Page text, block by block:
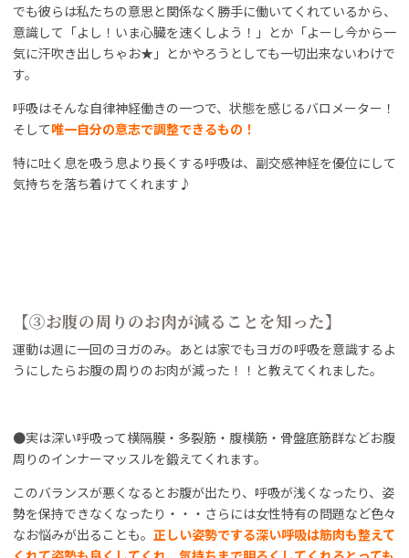
でも彼らは私たちの意思と関係なく勝手に働いてくれているから、
意識して「よし！いま心臓を速くしよう！」とか「よーし今から一
気に汗吹き出しちゃお★」とかやろうとしても一切出来ないわけで
す。
呼吸はそんな自律神経働きの一つで、状態を感じるバロメーター！
そして唯一自分の意志で調整できるもの！
特に吐く息を吸う息より長くする呼吸は、副交感神経を優位にして
気持ちを落ち着けてくれます♪
【③お腹の周りのお肉が減ることを知った】
運動は週に一回のヨガのみ。あとは家でもヨガの呼吸を意識するよ
うにしたらお腹の周りのお肉が減った！！と教えてくれました。
●実は深い呼吸って横隔膜・多裂筋・腹横筋・骨盤底筋群などお腹
周りのインナーマッスルを鍛えてくれます。
このバランスが悪くなるとお腹が出たり、呼吸が浅くなったり、姿
勢を保持できなくなったり・・・さらには女性特有の問題など色々
なお悩みが出ることも。 正しい姿勢でする深い呼吸は筋肉も整えて